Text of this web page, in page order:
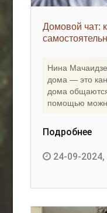
Домовой чат:
Нина
дома — это
дома
помощью
Подробнее
24-09-2024,